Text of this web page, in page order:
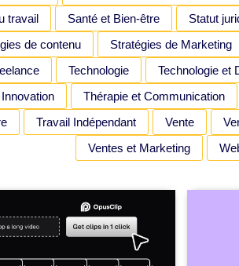
travail
Santé et Bien-être Statut
de contenu
Stratégies de Marketing
Technologie Technologie et
Thérapie et Communication
Travail Indépendant Vente
Ventes et Marketing